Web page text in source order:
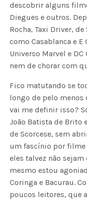
descobrir alguns
Diegues e outros.
Rocha, Taxi Driver,
como Casablanca e E
Universo Marvel e
nem de chorar com
Fico matutando se
longo de pelo menos
vai me definir isso?
João Batista de Brito
de Scorcese, sem
um fascínio por filme
eles talvez não sejam
mesmo estou
Coringa e Bacurau.
poucos leitores, que